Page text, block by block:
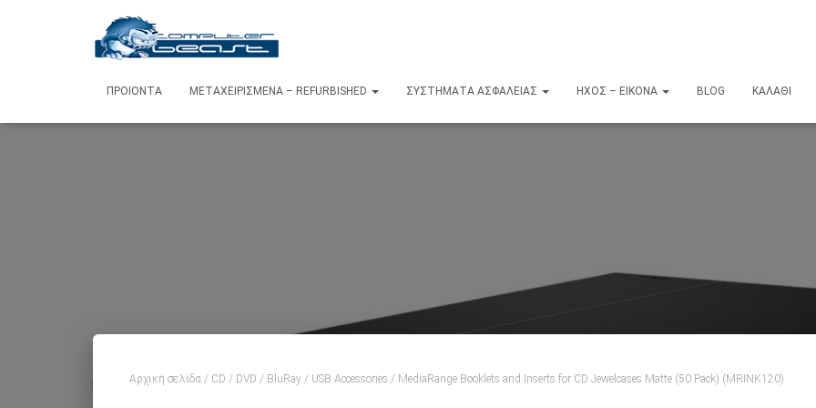
ΠΡΟΙΌΝΤΑ ΜΕΤΑΧΕΙΡΙΣΜΈΝΑ – REFURBISHED ΣΥΣΤΉΜΑΤΑ ΑΣΦΑΛΕΊΑΣ ΉΧΟΣ – ΕΙΚΌΝΑ BLOG ΚΑΛΆΘΙ
Αρχική σελίδα / CD / DVD / BluRay / USB Accessories / MediaRange Booklets and Inserts for CD Jewelcases Matte (50 Pack) (MRINK120)